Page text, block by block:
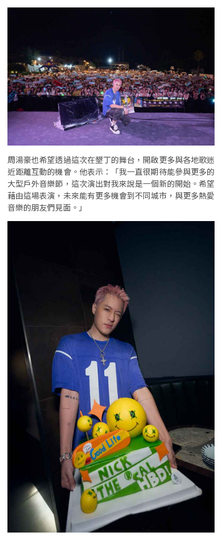
周湯豪也希望透過這次在墾丁的舞台，開啟更多與各地歌迷
近距離互動的機會。他表示：「我一直很期待能參與更多的
大型戶外音樂節，這次演出對我來說是一個新的開始。希望
藉由這場表演，未來能有更多機會到不同城市，與更多熱愛
音樂的朋友們見面。」